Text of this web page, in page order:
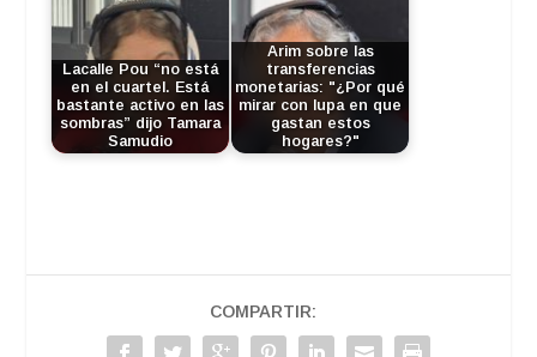
Lacalle Pou “no está
en el cuartel. Está
bastante activo en las
sombras” dijo Tamara
Samudio
Arim sobre las
transferencias
monetarias: "¿Por qué
mirar con lupa en que
gastan estos
hogares?"
COMPARTIR: